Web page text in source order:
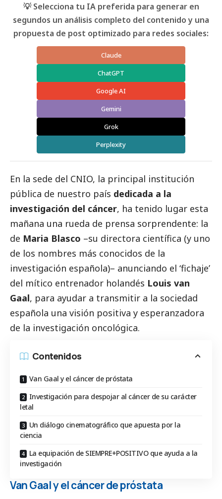
💡 Selecciona tu IA preferida para generar en
segundos un análisis completo del contenido y una
propuesta de post optimizado para redes sociales:
Claude
ChatGPT
Google AI
Gemini
Grok
Perplexity
En la sede del CNIO, la principal institución
pública de nuestro país dedicada a la
investigación del cáncer, ha tenido lugar esta
mañana una rueda de prensa sorprendente: la
de Maria Blasco –su directora científica (y uno
de los nombres más conocidos de la
investigación española)– anunciando el ‘fichaje’
del mítico entrenador holandés Louis van
Gaal, para ayudar a transmitir a la sociedad
española una visión positiva y esperanzadora
de la investigación oncológica.
Contenidos
Van Gaal y el cáncer de próstata
Investigación para despojar al cáncer de su carácter
letal
Un diálogo cinematográfico que apuesta por la
ciencia
La equipación de SIEMPRE+POSITIVO que ayuda a la
investigación
Van Gaal y el cáncer de próstata